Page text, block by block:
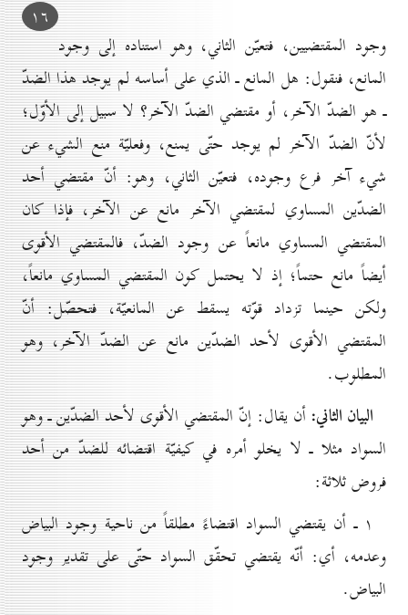
۱٦
وجود المقتضيين، فتعيّن الثاني، وهو استناده إلى وجود
المانع، فنقول: هل المانع ـ الذي على أساسه لم يوجد هذا الضدّ
ـ هو الضدّ الآخر، أو مقتضي الضدّ الآخر؟ لا سبيل إلى الأوّل؛
لأنّ الضدّ الآخر لم يوجد حتّى يمنع، وفعليّة منع الشيء عن
شيء آخر فرع وجوده، فتعيّن الثاني، وهو: أنّ مقتضي أحد
الضدّين المساوي لمقتضي الآخر مانع عن الآخر، فإذا كان
المقتضي المساوي مانعاً عن وجود الضدّ، فالمقتضي الأقوى
أيضاً مانع حتماً؛ إذ لا يحتمل كون المقتضي المساوي مانعاً،
ولكن حينما تزداد قوّته يسقط عن المانعيّة، فتحصّل: أنّ
المقتضي الأقوى لأحد الضدّين مانع عن الضدّ الآخر، وهو
المطلوب.
البيان الثاني: أن يقال: إنّ المقتضي الأقوى لأحد الضدّين ـ وهو
السواد مثلا ـ لا يخلو أمره في كيفيّة اقتضائه للضدّ من أحد
فروض ثلاثة:
۱ ـ أن يقتضي السواد اقتضاءً مطلقاً من ناحية وجود البياض
وعدمه، أي: أنّه يقتضي تحقّق السواد حتّى على تقدير وجود
البياض.